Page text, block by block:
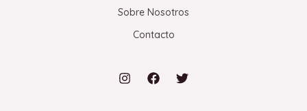
Sobre Nosotros
Contacto